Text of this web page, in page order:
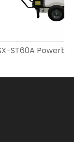
SX-ST60A Powerbarrow Sprayer